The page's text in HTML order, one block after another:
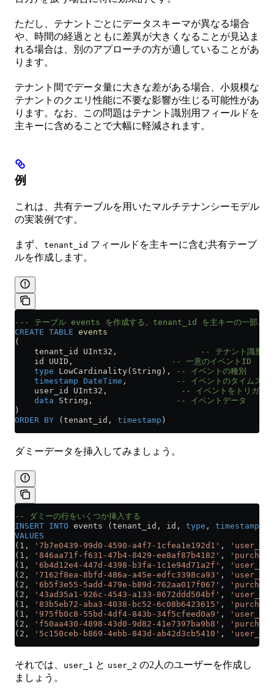
ただし、テナントごとにデータスキーマが異なる場合
や、時間の経過とともに差異が大きくなることが見込ま
れる場合は、別のアプローチの方が適していることがあ
ります。
テナント間でデータ量に大きな差がある場合、小規模な
テナントのクエリ性能に不要な影響が生じる可能性があ
ります。なお、この問題はテナント識別用フィールドを
主キーに含めることで大幅に軽減されます。
例
これは、共有テーブルを用いたマルチテナンシーモデル
の実装例です。
まず、 tenant_id フィールドを主キーに含む共有テーブ
ルを作成します。
--- テーブル events を作成する。tenant_id を主キーの一部とし
CREATE TABLE events
(
    tenant_id UInt32,
-- テナント識別子
    id UUID,
-- 一意のイベントID
    type
LowCardinality(String),
-- イベントの種別
    timestamp
DateTime ,
-- イベントのタイムスタ
    user_id UInt32,
-- イベントをトリガー
    data
String,
-- イベントデータ
)
ORDER BY (tenant_id, timestamp )
ダミーデータを挿入してみましょう。
-- ダミーの行をいくつか挿入する
INSERT INTO events (tenant_id, id, type , timestamp
VALUES
( 1 , '7b7e0439-99d0-4590-a4f7-1cfea1e192d1' ,
( 1 , '846aa71f-f631-47b4-8429-ee8af87b4182' ,
( 1 , '6b4d12e4-447d-4398-b3fa-1c1e94d71a2f' ,
( 2 , '7162f8ea-8bfd-486a-a45e-edfc3398ca93' ,
( 2 , '6b5f3e55-5add-479e-b89d-762aa017f067' ,
( 2 , '43ad35a1-926c-4543-a133-8672ddd504bf' ,
( 1 , '83b5eb72-aba3-4038-bc52-6c08b6423615' ,
( 1 , '975fb0c8-55bd-4df4-843b-34f5cfeed0a9' ,
( 2 , 'f50aa430-4898-43d0-9d82-41e7397ba9b8' ,
( 2 , '5c150ceb-b869-4ebb-843d-ab42d3cb5410' ,
それでは、 user_1 と user_2 の2人のユーザーを作成し
ましょう。